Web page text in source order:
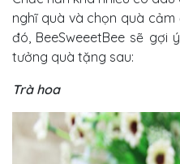
nghĩ quà và chọn quà cảm
đó, BeeSweeetBee sẽ
tưởng quà tặng sau:
Trà hoa